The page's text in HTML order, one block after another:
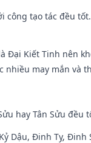
công tạo tác đều
Đại Kiết Tinh nên
nhiều may mắn và
hay Tân Sửu đều
Dậu, Đinh Tỵ,